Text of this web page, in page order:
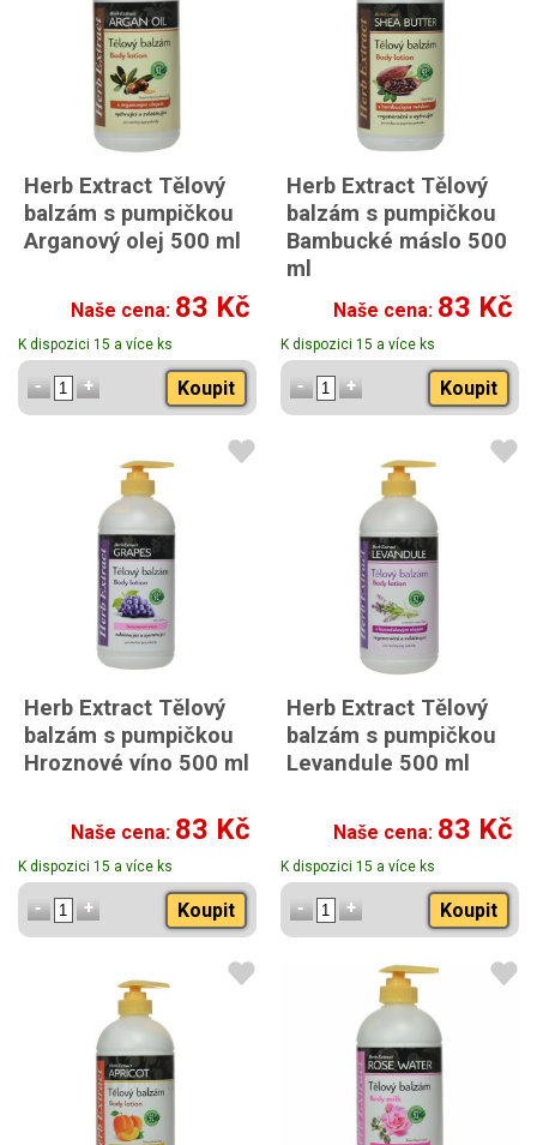
Herb Extract Tělový
balzám s pumpičkou
Arganový olej 500 ml
Naše cena: 83 Kč
K dispozici 15 a více ks
Koupit
Herb Extract Tělový
balzám s pumpičkou
Bambucké máslo 500
ml
Naše cena: 83 Kč
K dispozici 15 a více ks
Koupit
Herb Extract Tělový
balzám s pumpičkou
Hroznové víno 500 ml
Naše cena: 83 Kč
K dispozici 15 a více ks
Koupit
Herb Extract Tělový
balzám s pumpičkou
Levandule 500 ml
Naše cena: 83 Kč
K dispozici 15 a více ks
Koupit